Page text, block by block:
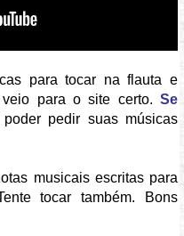
para tocar na flauta e
veio para o site certo. Se
pedir suas músicas
musicais escritas para
tocar também. Bons